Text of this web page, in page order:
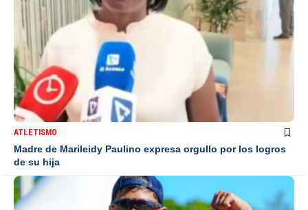
ATLETISMO
Madre de Marileidy Paulino expresa orgullo por los logros
de su hija